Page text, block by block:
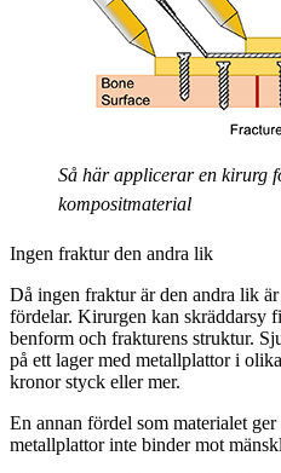
Så här applicerar en kirurg
kompositmaterial
Ingen fraktur den andra lik
Då ingen fraktur är den andra lik
fördelar. Kirurgen kan skräddarsy
benform och frakturens struktur.
på ett lager med metallplattor i
kronor styck eller mer.
En annan fördel som materialet
metallplattor inte binder mot